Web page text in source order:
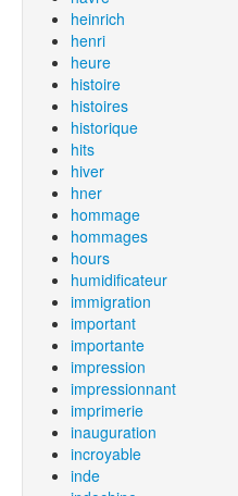
heinrich
henri
heure
histoire
histoires
historique
hits
hiver
hner
hommage
hommages
hours
humidificateur
immigration
important
importante
impression
impressionnant
imprimerie
inauguration
incroyable
inde